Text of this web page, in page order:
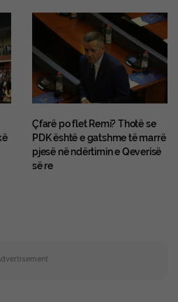
Çfarë po flet Remi? Thotë se
PDK është e gatshme të marrë
pjesë në ndërtimin e Qeverisë
së re